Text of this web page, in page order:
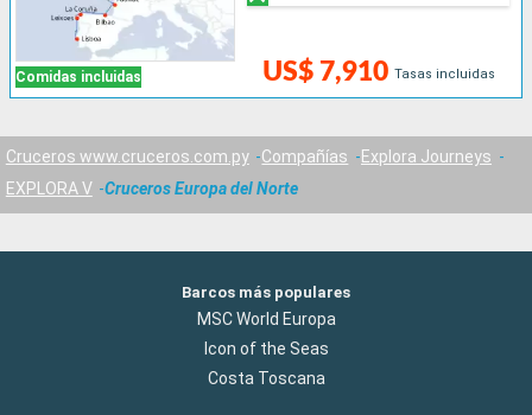
Comidas incluidas US$ 7,910 Tasas incluidas
Cruceros www.cruceros.com.py Compañías
Explora Journeys
EXPLORA V
Cruceros Europa del Norte
Barcos más populares
MSC World Europa
Icon of the Seas
Costa Toscana